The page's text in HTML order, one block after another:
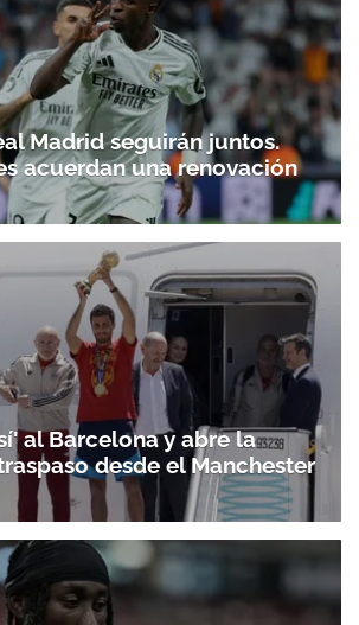
Madrid seguirán juntos.
acuerdan una renovación
al Barcelona y abre la
desde el Manchester